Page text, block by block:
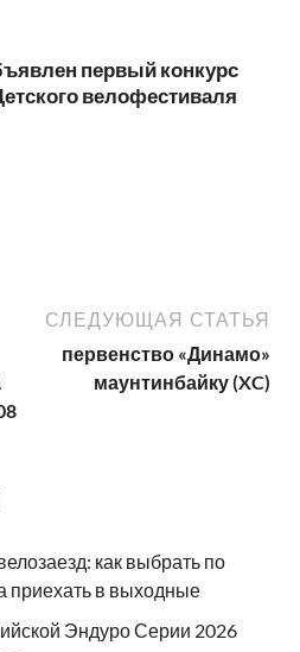
первый конкурс
велофестиваля
СЛЕДУЮЩАЯ СТАТЬЯ
первенство «Динамо»
маунтинбайку (XC)
как выбрать по
приехать в выходные
Эндуро Серии 2026